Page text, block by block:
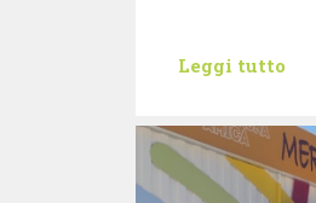
Leggi tutto